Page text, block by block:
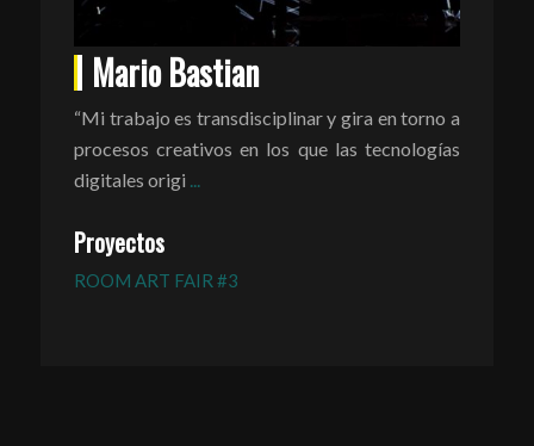
Mario Bastian
“Mi trabajo es transdisciplinar y gira en torno a
procesos creativos en los que las tecnologías
digitales origi
Proyectos
ROOM ART FAIR #3